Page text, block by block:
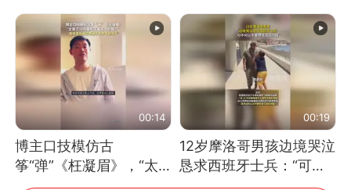
处理
00:14
博主口技模仿古
筝“弹”《枉凝眉》，“太
像了～你是吃古筝长大的
00:19
12岁摩洛哥男孩边境哭泣
恳求西班牙士兵：“可不
可以不要把我遣返回国”